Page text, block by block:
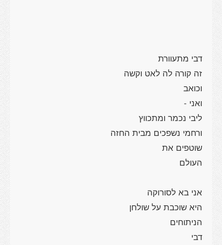
דבי מתעוורת
זה קורה לה לאט וקשה
וכואב
ואני -
ליבי נכמר ומתכווץ
ורחמי נשפכים מבית החזה
שוטפים את
העולם
אני בא לסורוקה
היא שוכבת על שולחן
הניתוחים
דבי